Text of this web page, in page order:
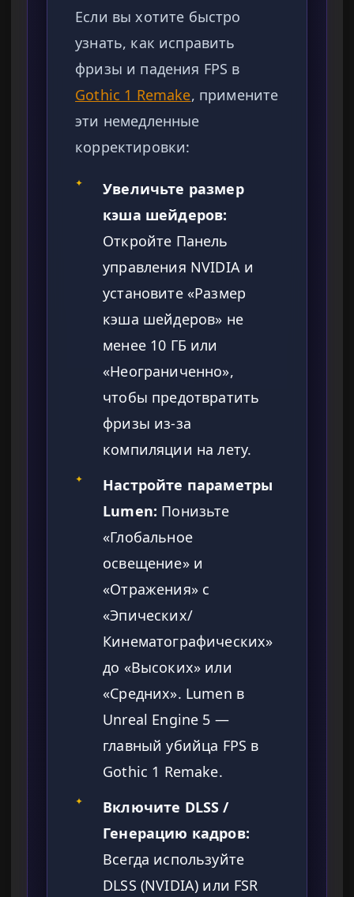
Если вы хотите быстро
узнать, как исправить
фризы и падения FPS в
Gothic 1 Remake, примените
эти немедленные
корректировки:
✦
Увеличьте размер
кэша шейдеров:
Откройте Панель
управления NVIDIA и
установите «Размер
кэша шейдеров» не
менее 10 ГБ или
«Неограниченно»,
чтобы предотвратить
фризы из-за
компиляции на лету.
✦
Настройте параметры
Lumen: Понизьте
«Глобальное
освещение» и
«Отражения» с
«Эпических/
Кинематографических»
до «Высоких» или
«Средних». Lumen в
Unreal Engine 5 —
главный убийца FPS в
Gothic 1 Remake.
✦
Включите DLSS /
Генерацию кадров:
Всегда используйте
DLSS (NVIDIA) или FSR